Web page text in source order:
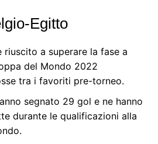
Egitto
riuscito a superare la fase a
del Mondo 2022
tra i favoriti pre-torneo.
segnato 29 gol e ne hanno
durante le qualificazioni alla